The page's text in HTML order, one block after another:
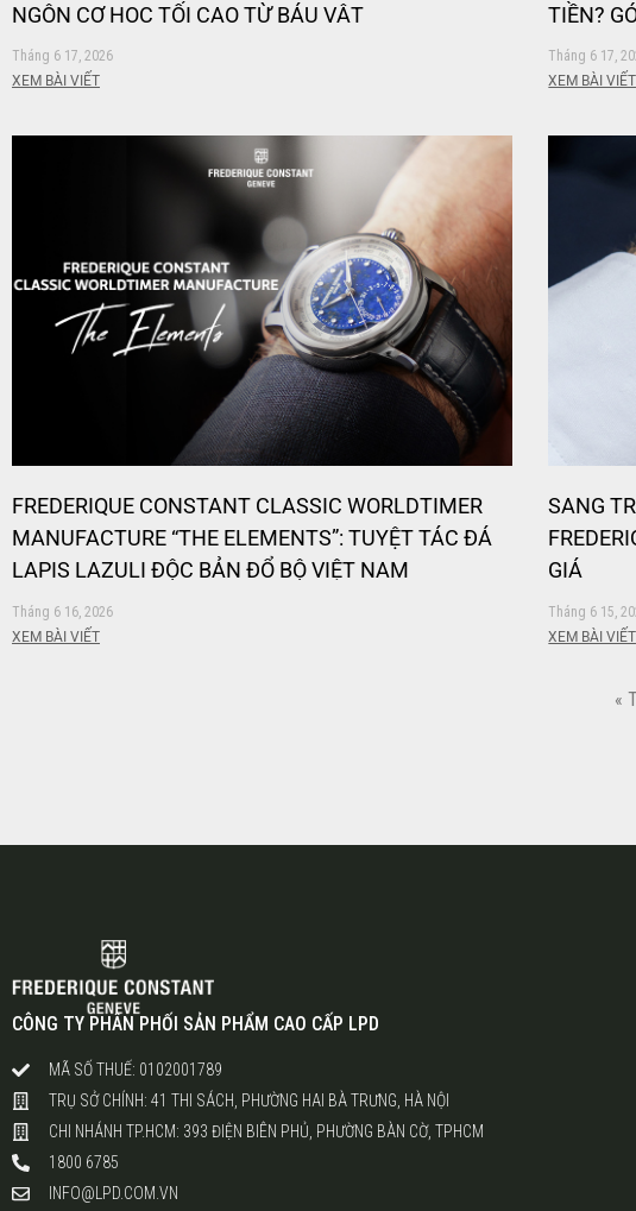
NGÔN CƠ HỌC TỐI CAO TỪ BÁU VẬT
COMPLICATION KÉP
Tháng 6 17, 2026
XEM BÀI VIẾT
TIỀN?
Tháng 6 17,
XEM BÀI VIẾT
FREDERIQUE CONSTANT CLASSIC WORLDTIMER
MANUFACTURE “THE ELEMENTS”: TUYỆT TÁC ĐÁ
LAPIS LAZULI ĐỘC BẢN ĐỔ BỘ VIỆT NAM
Tháng 6 16, 2026
XEM BÀI VIẾT
SANG
GIÁ
Tháng 6 15,
XEM BÀI VIẾT
«
CÔNG TY PHÂN PHỐI SẢN PHẨM CAO CẤP LPD
MÃ SỐ THUẾ: 0102001789
TRỤ SỞ CHÍNH: 41 THI SÁCH, PHƯỜNG HAI BÀ TRƯNG, HÀ NỘI
CHI NHÁNH TP.HCM: 393 ĐIỆN BIÊN PHỦ, PHƯỜNG BÀN CỜ, TPHCM
1800 6785
INFO@LPD.COM.VN